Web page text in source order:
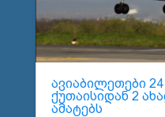
ავიაბილეთები
ქუთაისიდან 2
ამატებს